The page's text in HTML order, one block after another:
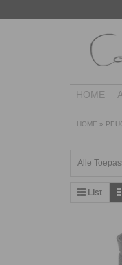
HOME
HOME »
Alle
List